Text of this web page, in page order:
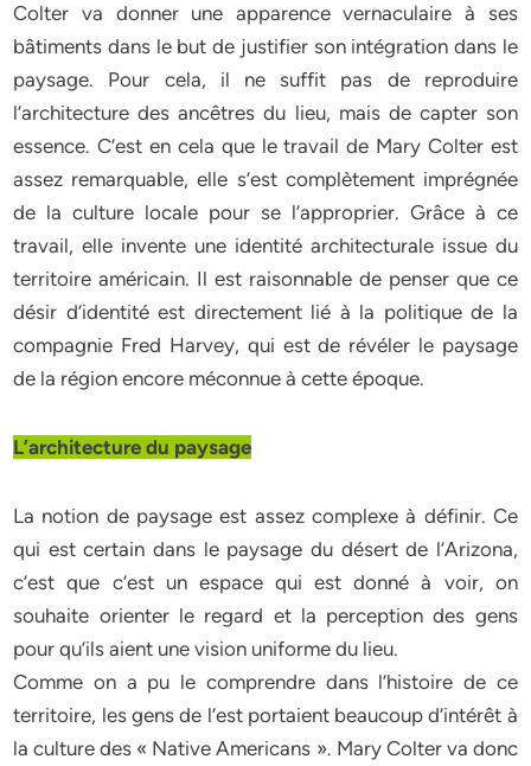
Colter va donner une apparence vernaculaire à ses
bâtiments dans le but de justifier son intégration dans le
paysage. Pour cela, il ne suffit pas de reproduire
l’architecture des ancêtres du lieu, mais de capter son
essence. C’est en cela que le travail de Mary Colter est
assez remarquable, elle s’est complètement imprégnée
de la culture locale pour se l’approprier. Grâce à ce
travail, elle invente une identité architecturale issue du
territoire américain. Il est raisonnable de penser que ce
désir d’identité est directement lié à la politique de la
compagnie Fred Harvey, qui est de révéler le paysage
de la région encore méconnue à cette époque.
L’architecture du paysage
La notion de paysage est assez complexe à définir. Ce
qui est certain dans le paysage du désert de l’Arizona,
c’est que c’est un espace qui est donné à voir, on
souhaite orienter le regard et la perception des gens
pour qu’ils aient une vision uniforme du lieu.
Comme on a pu le comprendre dans l’histoire de ce
territoire, les gens de l’est portaient beaucoup d’intérêt à
la culture des « Native Americans ». Mary Colter va donc